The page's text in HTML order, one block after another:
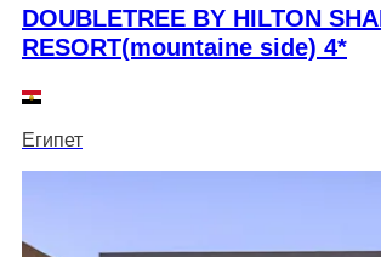
DOUBLETREE BY HILTON
RESORT(mountaine side) 4*
Египет